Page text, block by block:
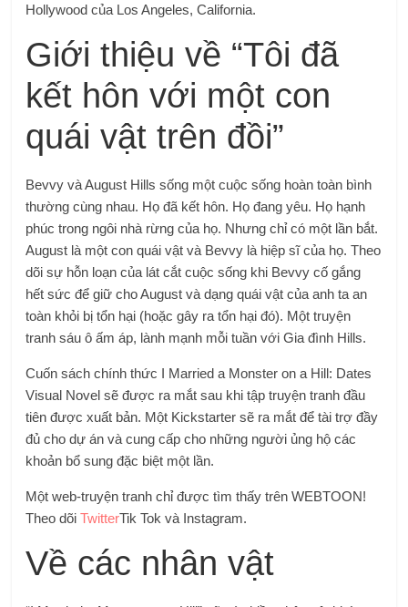
Hollywood của Los Angeles, California.
Giới thiệu về “Tôi đã
kết hôn với một con
quái vật trên đồi”
Bevvy và August Hills sống một cuộc sống hoàn toàn bình
thường cùng nhau. Họ đã kết hôn. Họ đang yêu. Họ hạnh
phúc trong ngôi nhà rừng của họ. Nhưng chỉ có một lần bắt.
August là một con quái vật và Bevvy là hiệp sĩ của họ. Theo
dõi sự hỗn loạn của lát cắt cuộc sống khi Bevvy cố gắng
hết sức để giữ cho August và dạng quái vật của anh ta an
toàn khỏi bị tổn hại (hoặc gây ra tổn hại đó). Một truyện
tranh sáu ô ấm áp, lành mạnh mỗi tuần với Gia đình Hills.
Cuốn sách chính thức I Married a Monster on a Hill: Dates
Visual Novel sẽ được ra mắt sau khi tập truyện tranh đầu
tiên được xuất bản. Một Kickstarter sẽ ra mắt để tài trợ đầy
đủ cho dự án và cung cấp cho những người ủng hộ các
khoản bổ sung đặc biệt một lần.
Một web-truyện tranh chỉ được tìm thấy trên WEBTOON!
Theo dõiTwitterTik Tok và Instagram.
Về các nhân vật